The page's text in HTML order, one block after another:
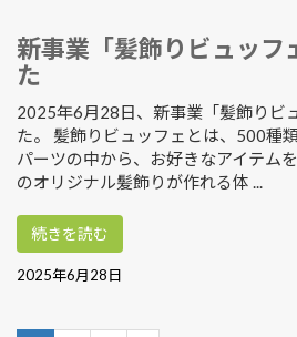
新事業「髪飾りビュッフ
た
2025年6月28日、新事業「髪飾りビ
た。 髪飾りビュッフェとは、500種
パーツの中から、お好きなアイテム
のオリジナル髪飾りが作れる体 ...
続きを読む
2025年6月28日